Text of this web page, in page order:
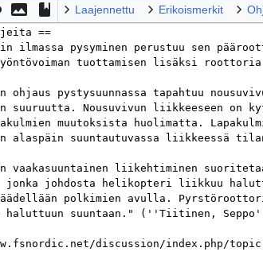
Laajennettu Erikoismerkit